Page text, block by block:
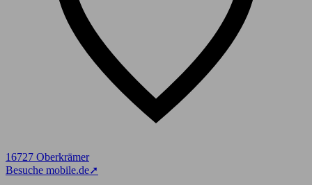
16727 Oberkrämer
Besuche mobile.de➚